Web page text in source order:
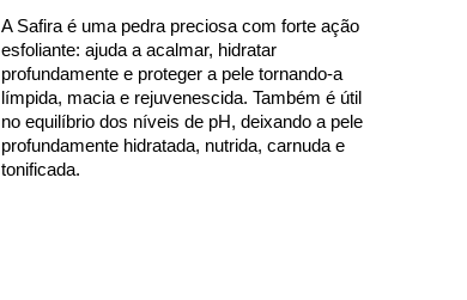
A Safira é uma pedra preciosa com forte ação
esfoliante: ajuda a acalmar, hidratar
profundamente e proteger a pele tornando-a
límpida, macia e rejuvenescida. Também é útil
no equilíbrio dos níveis de pH, deixando a pele
profundamente hidratada, nutrida, carnuda e
tonificada.